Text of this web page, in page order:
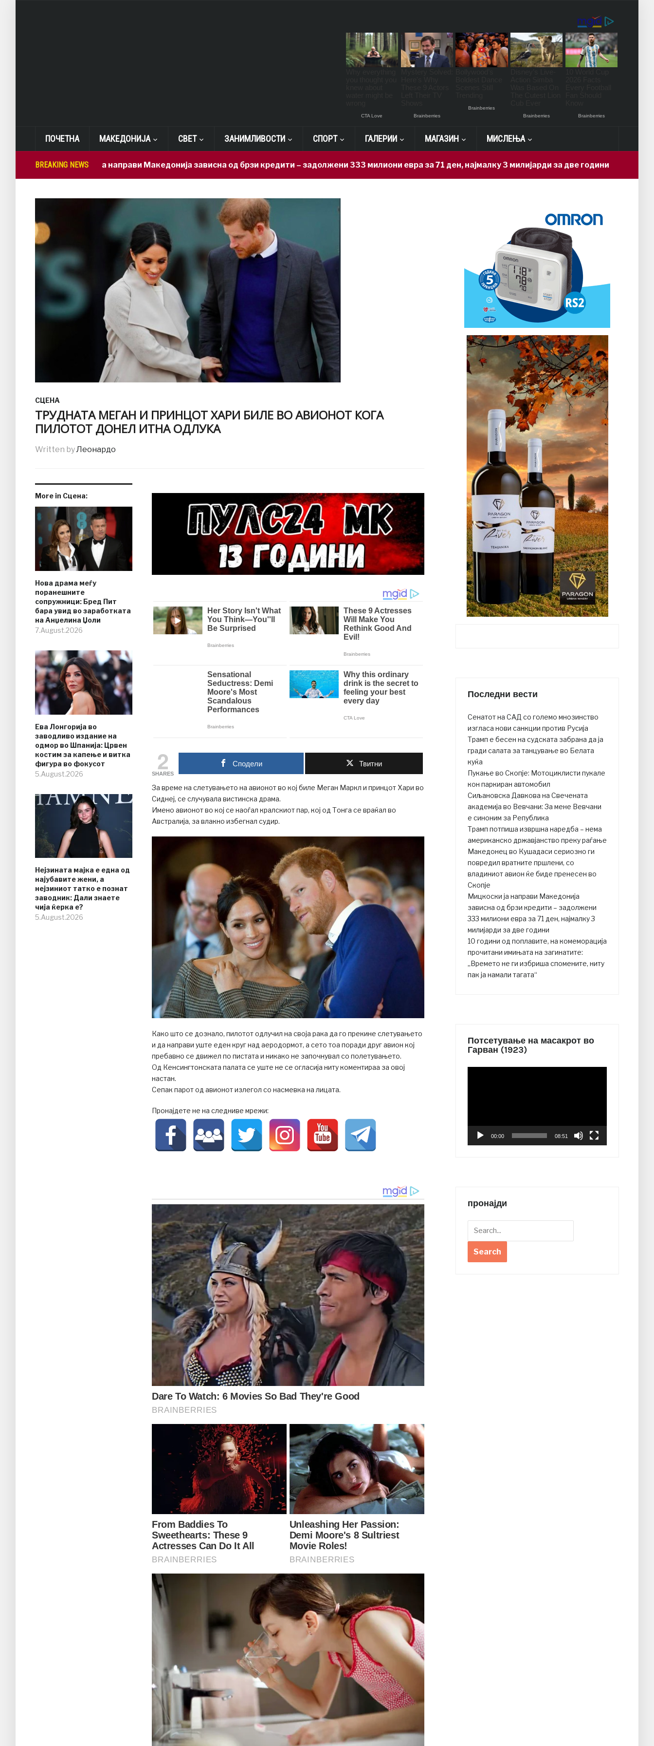
ПОЧЕТНА МАКЕДОНИЈА СВЕТ ЗАНИМЛИВОСТИ СПОРТ ГАЛЕРИИ МАГАЗИН МИСЛЕЊА
BREAKING NEWS
Мицкоски ја направи Македонија зависна од брзи кредити – задолжени 333 милиони евра за 71 ден, најмалку 3 милијарди за две години 9 hours ago
СЦЕНА
ТРУДНАТА МЕГАН И ПРИНЦОТ ХАРИ БИЛЕ ВО АВИОНОТ КОГА
ПИЛОТОТ ДОНЕЛ ИТНА ОДЛУКА
Written byЛеонардо
More in Сцена:
Нова драма меѓу
поранешните
сопружници: Бред Пит
бара увид во заработката
на Анџелина Џоли
7.August.2026
Ева Лонгорија во
заводливо издание на
одмор во Шпанија: Црвен
костим за капење и витка
фигура во фокусот
5.August.2026
Нејзината мајка е една од
најубавите жени, а
нејзиниот татко е познат
заводник: Дали знаете
чија ќерка е?
5.August.2026
2
SHARES
Сподели Твитни
За време на слетувањето на авионот во кој биле Меган Маркл и принцот Хари во
Сиднеј, се случувала вистинска драма.
Имено авионот во кој се наоѓал кралскиот пар, кој од Тонга се враќал во
Австралија, за влакно избегнал судир.
Како што се дознало, пилотот одлучил на своја рака да го прекине слетувањето
и да направи уште еден круг над аеродормот, а сето тоа поради друг авион кој
пребавно се движел по пистата и никако не започнувал со полетувањето.
Од Кенсингтонската палата се уште не се огласија ниту коментираа за овој
настан.
Сепак парот од авионот излегол со насмевка на лицата.
Пронајдете не на следниве мрежи:
Последни вести
Сенатот на САД со големо мнозинство
изгласа нови санкции против Русија
Трамп е бесен на судската забрана да ја
гради салата за танцување во Белата
куќа
Пукање во Скопје: Мотоциклисти пукале
кон паркиран автомобил
Сиљановска Давкова на Свечената
академија во Вевчани: За мене Вевчани
е синоним за Република
Трамп потпиша извршна наредба – нема
американско државјанство преку раѓање
Македонец во Кушадаси сериозно ги
повредил вратните пршлени, со
владиниот авион ќе биде пренесен во
Скопје
Мицкоски ја направи Македонија
зависна од брзи кредити – задолжени
333 милиони евра за 71 ден, најмалку 3
милијарди за две години
10 години од поплавите, на комеморација
прочитани имињата на загинатите:
„Времето не ги избриша спомените, ниту
пак ја намали тагата“
Потсетување на масакрот во
Гарван (1923)
00:00 08:51
пронајди